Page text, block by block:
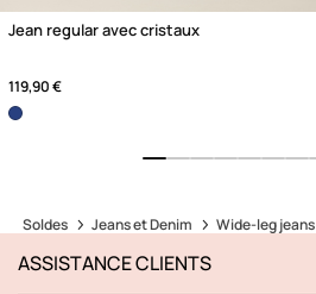
Jean regular avec cristaux
119,90 €
Soldes Jeans et Denim Wide-leg jeans
ASSISTANCE CLIENTS